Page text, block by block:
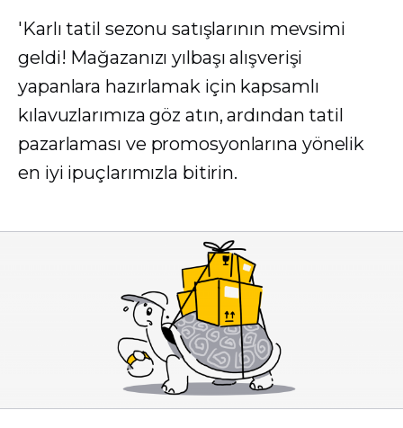
'Karlı tatil sezonu satışlarının mevsimi
geldi! Mağazanızı yılbaşı alışverişi
yapanlara hazırlamak için kapsamlı
kılavuzlarımıza göz atın, ardından tatil
pazarlaması ve promosyonlarına yönelik
en iyi ipuçlarımızla bitirin.